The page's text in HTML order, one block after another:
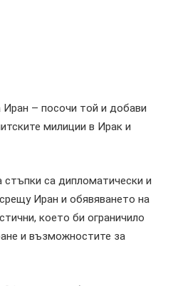
Иран – посочи той и добави
милиции в Ирак и
стъпки са дипломатически и
Иран и обявяването на
което би ограничило
и възможностите за